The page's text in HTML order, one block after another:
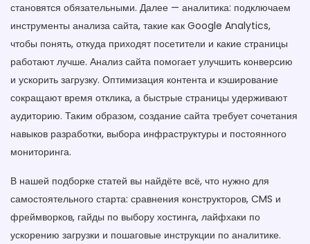
становятся обязательными. Далее — аналитика: подключаем
инструменты анализа сайта, такие как Google Analytics,
чтобы понять, откуда приходят посетители и какие страницы
работают лучше. Анализ сайта помогает улучшить конверсию
и ускорить загрузку. Оптимизация контента и кэширование
сокращают время отклика, а быстрые страницы удерживают
аудиторию. Таким образом, создание сайта требует сочетания
навыков разработки, выбора инфраструктуры и постоянного
мониторинга.
В нашей подборке статей вы найдёте всё, что нужно для
самостоятельного старта: сравнения конструкторов, CMS и
фреймворков, гайды по выбору хостинга, лайфхаки по
ускорению загрузки и пошаговые инструкции по аналитике.